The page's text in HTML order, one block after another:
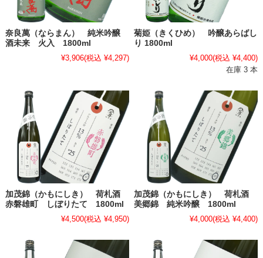
奈良萬（ならまん） 純米吟醸
酒未来 火入 1800ml
¥3,906(税込 ¥4,297)
菊姫（きくひめ） 吟醸あらばし
り 1800ml
¥4,000(税込 ¥4,400)
在庫 3 本
加茂錦（かもにしき） 荷札酒
赤磐雄町 しぼりたて 1800ml
¥4,500(税込 ¥4,950)
加茂錦（かもにしき） 荷札酒
美郷錦 純米吟醸 1800ml
¥4,000(税込 ¥4,400)